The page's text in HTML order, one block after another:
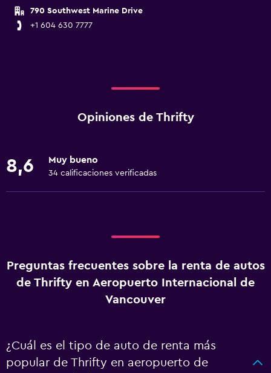
790 Southwest Marine Drive
+1 604 630 7777
Opiniones de Thrifty
8,6 Muy bueno
34 calificaciones verificadas
Preguntas frecuentes sobre la renta de autos
de Thrifty en Aeropuerto Internacional de
Vancouver
¿Cuál es el tipo de auto de renta más
popular de Thrifty en aeropuerto de